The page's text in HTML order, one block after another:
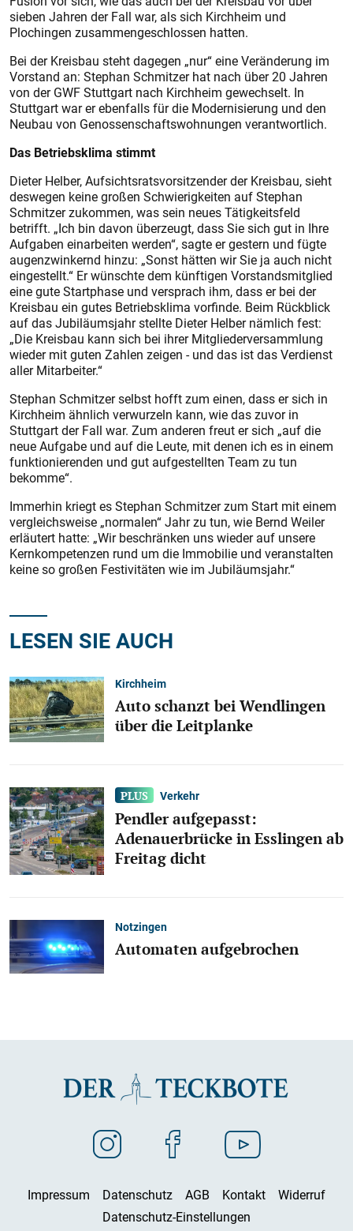
sieben Jahren der Fall war, als sich Kirchheim und
Plochingen zusammengeschlossen hatten.
Bei der Kreisbau steht dagegen „nur“ eine Veränderung im
Vorstand an: Stephan Schmitzer hat nach über 20 Jahren
von der GWF Stuttgart nach Kirchheim gewechselt. In
Stuttgart war er ebenfalls für die Modernisierung und den
Neubau von Genossenschaftswohnungen verantwortlich.
Das Betriebsklima stimmt
Dieter Helber, Aufsichtsratsvorsitzender der Kreisbau, sieht
deswegen keine großen Schwierigkeiten auf Stephan
Schmitzer zukommen, was sein neues Tätigkeitsfeld
betrifft. „Ich bin davon überzeugt, dass Sie sich gut in Ihre
Aufgaben einarbeiten werden“, sagte er gestern und fügte
augenzwinkernd hinzu: „Sonst hätten wir Sie ja auch nicht
eingestellt.“ Er wünschte dem künftigen Vorstandsmitglied
eine gute Startphase und versprach ihm, dass er bei der
Kreisbau ein gutes Betriebsklima vorfinde. Beim Rückblick
auf das Jubiläumsjahr stellte Dieter Helber nämlich fest:
„Die Kreisbau kann sich bei ihrer Mitgliederversammlung
wieder mit guten Zahlen zeigen - und das ist das Verdienst
aller Mitarbeiter.“
Stephan Schmitzer selbst hofft zum einen, dass er sich in
Kirchheim ähnlich verwurzeln kann, wie das zuvor in
Stuttgart der Fall war. Zum anderen freut er sich „auf die
neue Aufgabe und auf die Leute, mit denen ich es in einem
funktionierenden und gut aufgestellten Team zu tun
bekomme“.
Immerhin kriegt es Stephan Schmitzer zum Start mit einem
vergleichsweise „normalen“ Jahr zu tun, wie Bernd Weiler
erläutert hatte: „Wir beschränken uns wieder auf unsere
Kernkompetenzen rund um die Immobilie und veranstalten
keine so großen Festivitäten wie im Jubiläumsjahr.“
LESEN SIE AUCH
Kirchheim
Auto schanzt bei Wendlingen
über die Leitplanke
Verkehr
Pendler aufgepasst:
Adenauerbrücke in Esslingen ab
Freitag dicht
Notzingen
Automaten aufgebrochen
Impressum Datenschutz AGB Kontakt
Widerruf
Datenschutz-Einstellungen